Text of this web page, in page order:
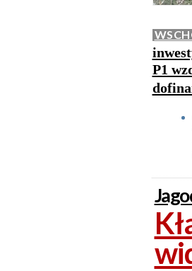
P1